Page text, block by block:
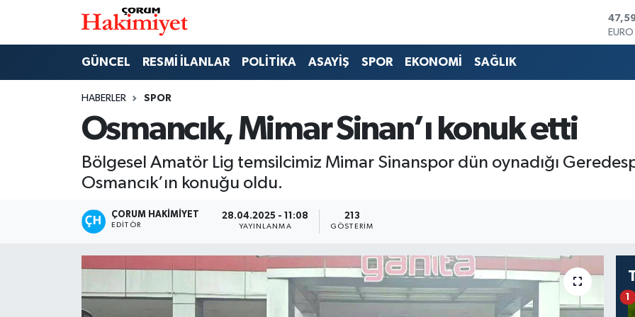
GÜNCEL RESMİ İLANLAR POLİTİKA ASAYİŞ SPOR EKONOMİ SAĞLIK
HABERLER SPOR
Osmancık, Mimar Sinan’ı konuk etti
Bölgesel Amatör Lig temsilcimiz Mimar Sinanspor dün oynadığı
Osmancık’ın konuğu oldu.
ÇORUM HAKIMIYET
EDITÖR
28.04.2025 - 11:08
YAYINLANMA
213
GÖSTERIM
1
SAĞLIK
GÜNCEL
AKTÜEL
EĞİTİM
Nöbetçi Eczaneler
Çorum Namaz Vakitleri
Trafik Durumu
Tüm Manşetler
Son Dakika Haberleri
Haber Arşivi